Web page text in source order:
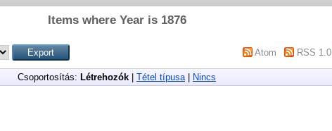
Items where Year is 1876
Atom RSS 1.0
Csoportosítás: Létrehozók Tétel típusa| Nincs